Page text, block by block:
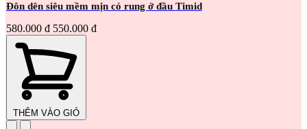
Đôn dên siêu mềm mịn có rung ở đầu Timid
580.000 đ 550.000 đ
THÊM VÀO GIỎ